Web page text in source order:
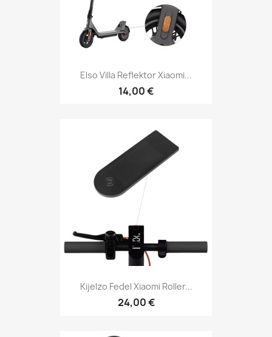
Elso Villa Reflektor Xiaomi...
14,00 €
Kijelzo Fedel Xiaomi Roller...
24,00 €